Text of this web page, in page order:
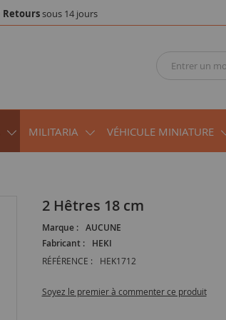
Retourssous 14 jours
MILITARIA VÉHICULE MINIATURE
2 Hêtres 18 cm
Marque :
AUCUNE
Fabricant :
HEKI
RÉFÉRENCE : HEK1712
Soyez le premier à commenter ce produit